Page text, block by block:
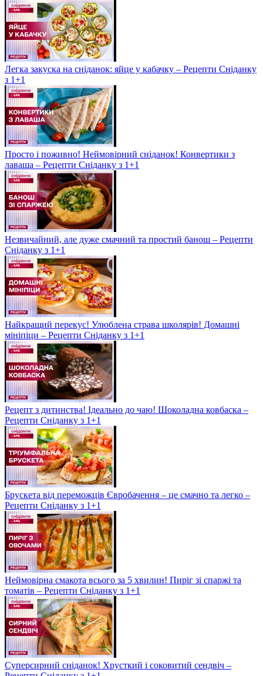
Легка закуска на сніданок: яйце у кабачку – Рецепти Сніданку
з 1+1
Просто і поживно! Неймовірний сніданок! Конвертики з
лаваша – Рецепти Сніданку з 1+1
Незвичайний, але дуже смачний та простий банош – Рецепти
Сніданку з 1+1
Найкращий перекус! Улюблена страва школярів! Домашні
мініпіци – Рецепти Сніданку з 1+1
Рецепт з дитинства! Ідеально до чаю! Шоколадна ковбаска –
Рецепти Сніданку з 1+1
Брускета від переможців Євробачення – це смачно та легко –
Рецепти Сніданку з 1+1
Неймовірна смакота всього за 5 хвилин! Пиріг зі спаржі та
томатів – Рецепти Сніданку з 1+1
Суперсирний сніданок! Хрусткий і соковитий сендвіч –